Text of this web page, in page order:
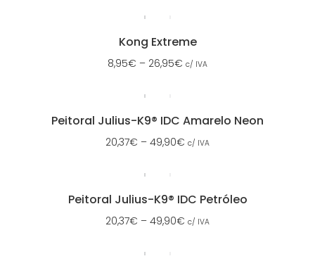
Kong Extreme
8,95€ – 26,95€ c/ IVA
Peitoral Julius-K9® IDC Amarelo Neon
20,37€ – 49,90€ c/ IVA
Peitoral Julius-K9® IDC Petróleo
20,37€ – 49,90€ c/ IVA